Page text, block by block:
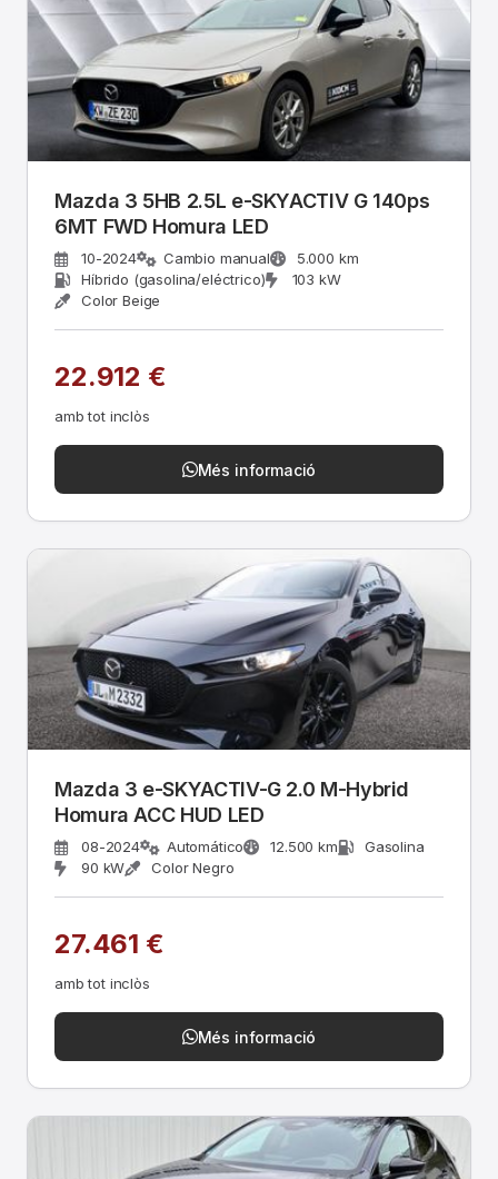
Mazda 3 5HB 2.5L e-SKYACTIV G 140ps
6MT FWD Homura LED
10-2024 Cambio manual
5.000 km
Híbrido (gasolina/eléctrico)
103 kW
Color Beige
22.912 €
amb tot inclòs
Més informació
Mazda 3 e-SKYACTIV-G 2.0 M-Hybrid
Homura ACC HUD LED
08-2024 Automático 12.500 km
Gasolina
90 kW
Color Negro
27.461 €
amb tot inclòs
Més informació